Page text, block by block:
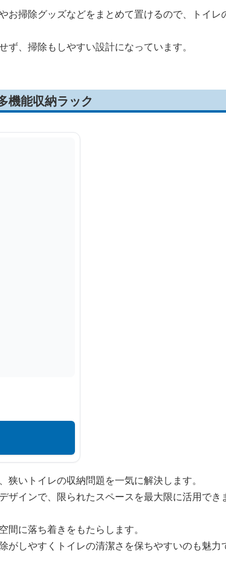
お掃除グッズなどをまとめて置けるので、トイ
、掃除もしやすい設計になっています。
機能収納ラック
いトイレの収納問題を一気に解決します。
ザインで、限られたスペースを最大限に活用でき
に落ち着きをもたらします。
がしやすくトイレの清潔さを保ちやすいのも魅力